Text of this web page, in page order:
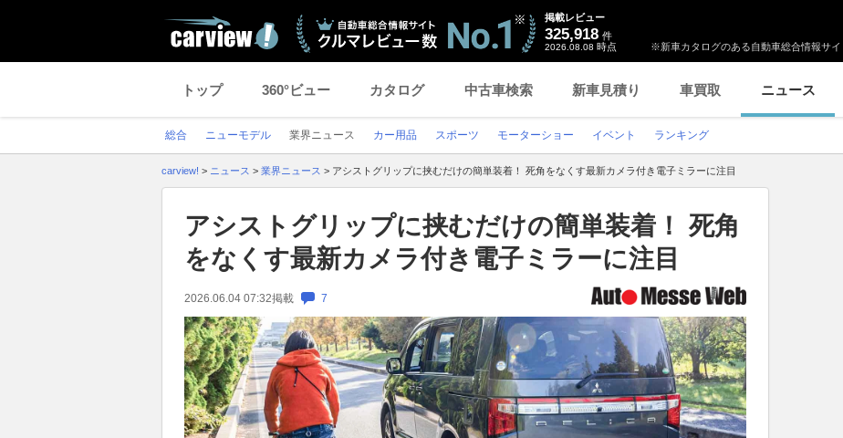
※新車カタログのある自動車総合情報サイ
掲載レビュー
325,918 件
2026.08.08 時点
トップ 360°ビュー カタログ 中古車検索 新車見積り 車買取 ニュース
総合 ニューモデル 業界ニュース カー用品 スポーツ モーターショー イベント ランキング
carview! > ニュース > 業界ニュース > アシストグリップに挟むだけの簡単装着！ 死角をなくす最新カメラ付き電子ミラーに注目
アシストグリップに挟むだけの簡単装着！ 死角
をなくす最新カメラ付き電子ミラーに注目
2026.06.04 07:32掲載 7